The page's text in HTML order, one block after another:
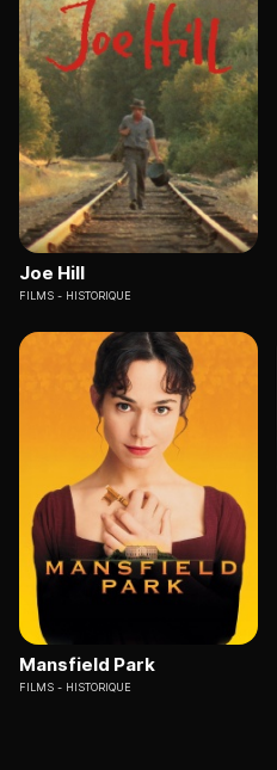
Joe Hill
FILMS HISTORIQUE
Mansfield Park
FILMS HISTORIQUE